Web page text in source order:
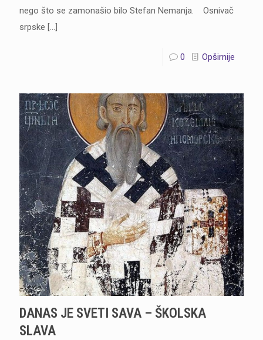
nego što se zamonašio bilo Stefan Nemanja. Osnivač
srpske […]
0 Opširnije
DANAS JE SVETI SAVA – ŠKOLSKA
SLAVA